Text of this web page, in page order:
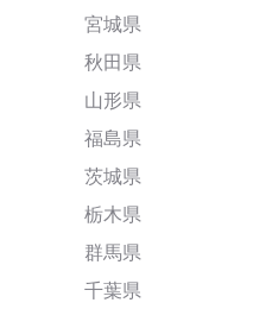
宮城県
秋田県
山形県
福島県
茨城県
栃木県
群馬県
千葉県